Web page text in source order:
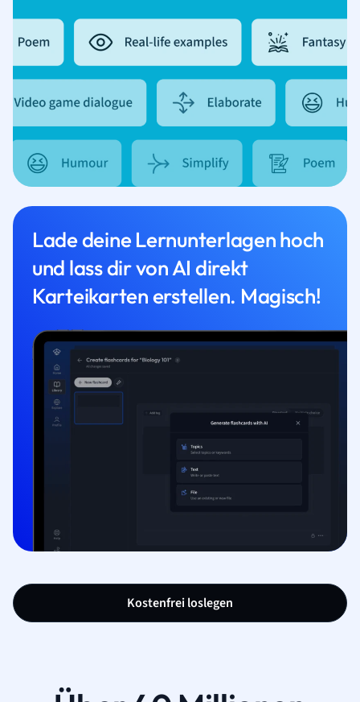
Lade deine Lernunterlagen hoch
und lass dir von AI direkt
Karteikarten erstellen. Magisch!
Kostenfrei loslegen